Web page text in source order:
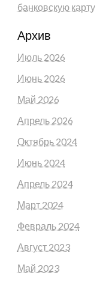
банковскую карту
Архив
Июль 2026
Июнь 2026
Май 2026
Апрель 2026
Октябрь 2024
Июнь 2024
Апрель 2024
Март 2024
Февраль 2024
Август 2023
Май 2023